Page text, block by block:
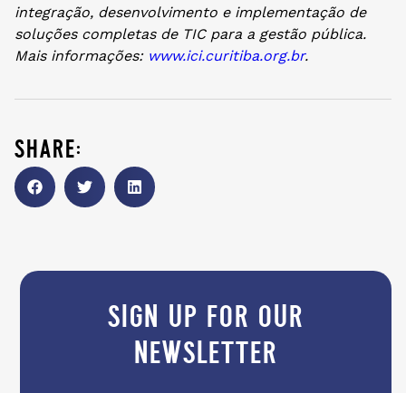
integração, desenvolvimento e implementação de
soluções completas de TIC para a gestão pública.
Mais informações:www.ici.curitiba.org.br.
share:
sign up for our
newsletter